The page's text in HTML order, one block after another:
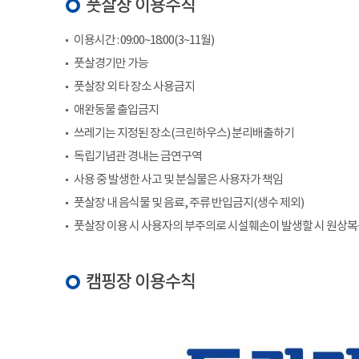
풋살장 이용수칙
이용시간 : 09:00~18:00(3~11월)
풋살경기만 가능
풋살장 외 타 장소 사용금지
애완동물 출입금지
쓰레기는 지정된 장소(크린하우스) 분리배출하기
독립기념관 경내는 금연구역
사용 중 발생한 사고 및 분실물은 사용자가 책임
풋살장 내 음식물 및 음료, 주류 반입금지(생수 제외)
풋살장 이용 시 사용자의 부주의로 시설훼손이 발생할 시 원상
캠핑장 이용수칙